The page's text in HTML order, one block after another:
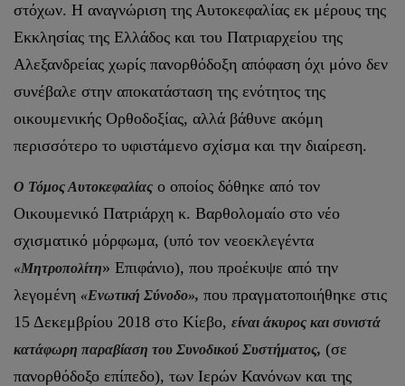
στόχων. Η αναγνώριση της Αυτοκεφαλίας εκ μέρους της
Εκκλησίας της Ελλάδος και του Πατριαρχείου της
Αλεξανδρείας χωρίς πανορθόδοξη απόφαση όχι μόνο δεν
συνέβαλε στην αποκατάσταση της ενότητος της
οικουμενικής Ορθοδοξίας, αλλά βάθυνε ακόμη
περισσότερο το υφιστάμενο σχίσμα και την διαίρεση.
Ο Τόμος Αυτοκεφαλίας ο οποίος δόθηκε από τον
Οικουμενικό Πατριάρχη κ. Βαρθολομαίο στο νέο
σχισματικό μόρφωμα, (υπό τον νεοεκλεγέντα
«Μητροπολίτη» Επιφάνιο), που προέκυψε από την
λεγομένη «Ενωτική Σύνοδο», που πραγματοποιήθηκε στις
15 Δεκεμβρίου 2018 στο Κίεβο, είναι άκυρος και συνιστά
κατάφωρη παραβίαση του Συνοδικού Συστήματος, (σε
πανορθόδοξο επίπεδο), των Ιερών Κανόνων και της